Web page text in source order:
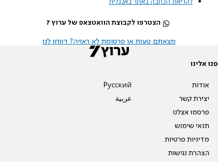
הצטרפו לקבוצת הוואטצאפ של ערוץ 7
מצאתם טעות או פרסומת לא ראויה? דווחו לנו
פנו אלינו
אודות
יצירת קשר
פרסמו אצלנו
תנאי שימוש
מדיניות פרטיות
הצהרת נגישות
Pусский
عربية